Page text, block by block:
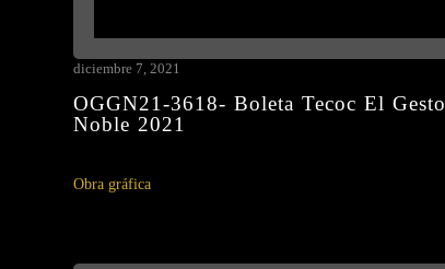
OGGN21-3618- Boleta Tecoc El Gesto
Noble 2021
diciembre 7, 2021
Obra gráfica